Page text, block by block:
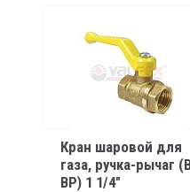
Кран шаровой для
газа, ручка-рычаг
ВР) 1 1/4"